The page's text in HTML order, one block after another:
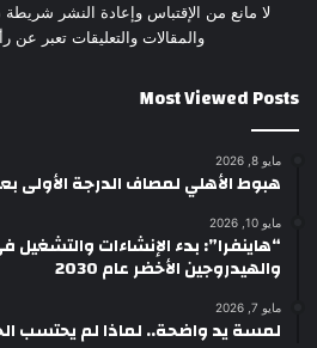
لا مانع من الإقتباس وإعادة النشر
والمقالات والتعليقات تعبر عن
Most Viewed Posts
مايو 8, 2026
هبوط الأهلي لمصاف الدرجة الأولى
مايو 10, 2026
“هاينفرا”: بدء الإنشاءات والتشغيل
والهيدروجين الأخضر عام 2030
مايو 7, 2026
لمسة يد واضحة.. لماذا لم يحتسب